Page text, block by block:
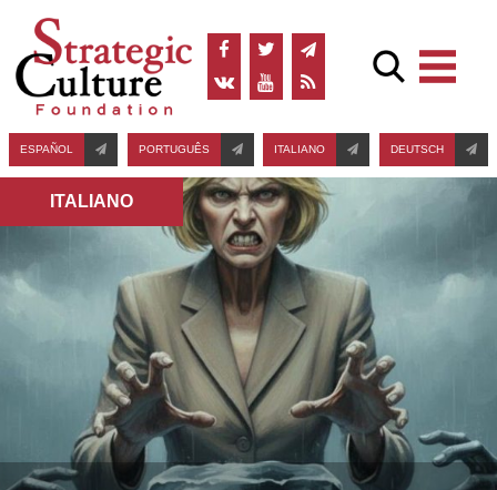
ESPAÑOL PORTUGUÊS ITALIANO DEUTSCH
ITALIANO